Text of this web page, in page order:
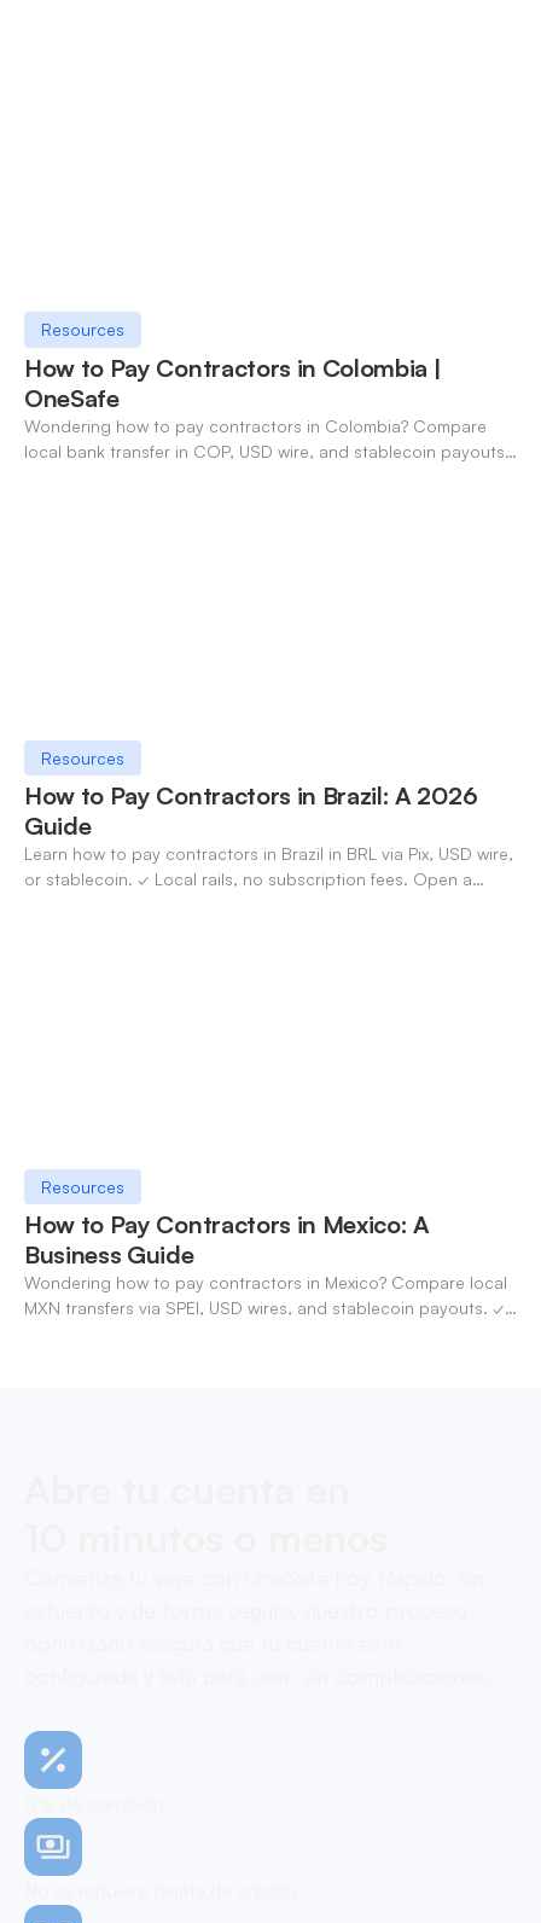
Resources
How to Pay Contractors in Colombia |
OneSafe
Wondering how to pay contractors in Colombia? Compare
local bank transfer in COP, USD wire, and stablecoin payouts.
Resources
How to Pay Contractors in Brazil: A 2026
Guide
Learn how to pay contractors in Brazil in BRL via Pix, USD wire,
or stablecoin. ✓ Local rails, no subscription fees. Open a
Resources
How to Pay Contractors in Mexico: A
Business Guide
Wondering how to pay contractors in Mexico? Compare local
MXN transfers via SPEI, USD wires, and stablecoin payouts. ✓